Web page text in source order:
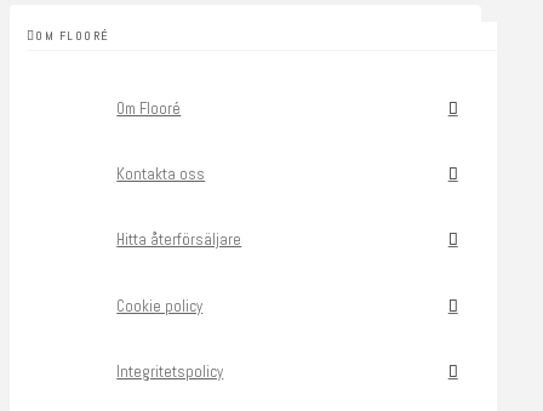
OM FLOORÉ
Om Flooré
Kontakta oss
Hitta återförsäljare
Cookie policy
Integritetspolicy